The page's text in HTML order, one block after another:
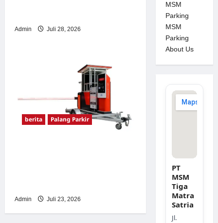
Admin Juli 28, 2026
berita Palang Parkir
Admin Juli 23, 2026
MSM
Parking
MSM
Parking
About Us
PT
MSM
Tiga
Matra
Satria
Jl.